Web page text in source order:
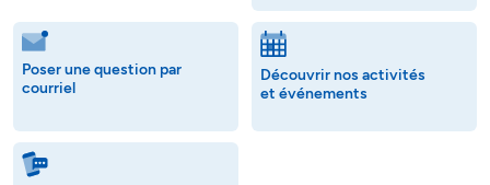
Poser une question par
courriel
Découvrir nos activités
et événements